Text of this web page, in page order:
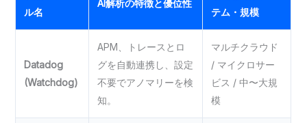
ル名
AI解析の特徴と優位性
テム・規模
Datadog
(Watchdog)
APM、トレースとロ
グを自動連携し、設定
不要でアノマリーを検
知。
マルチクラウド
/ マイクロサー
ビス / 中〜大規
模